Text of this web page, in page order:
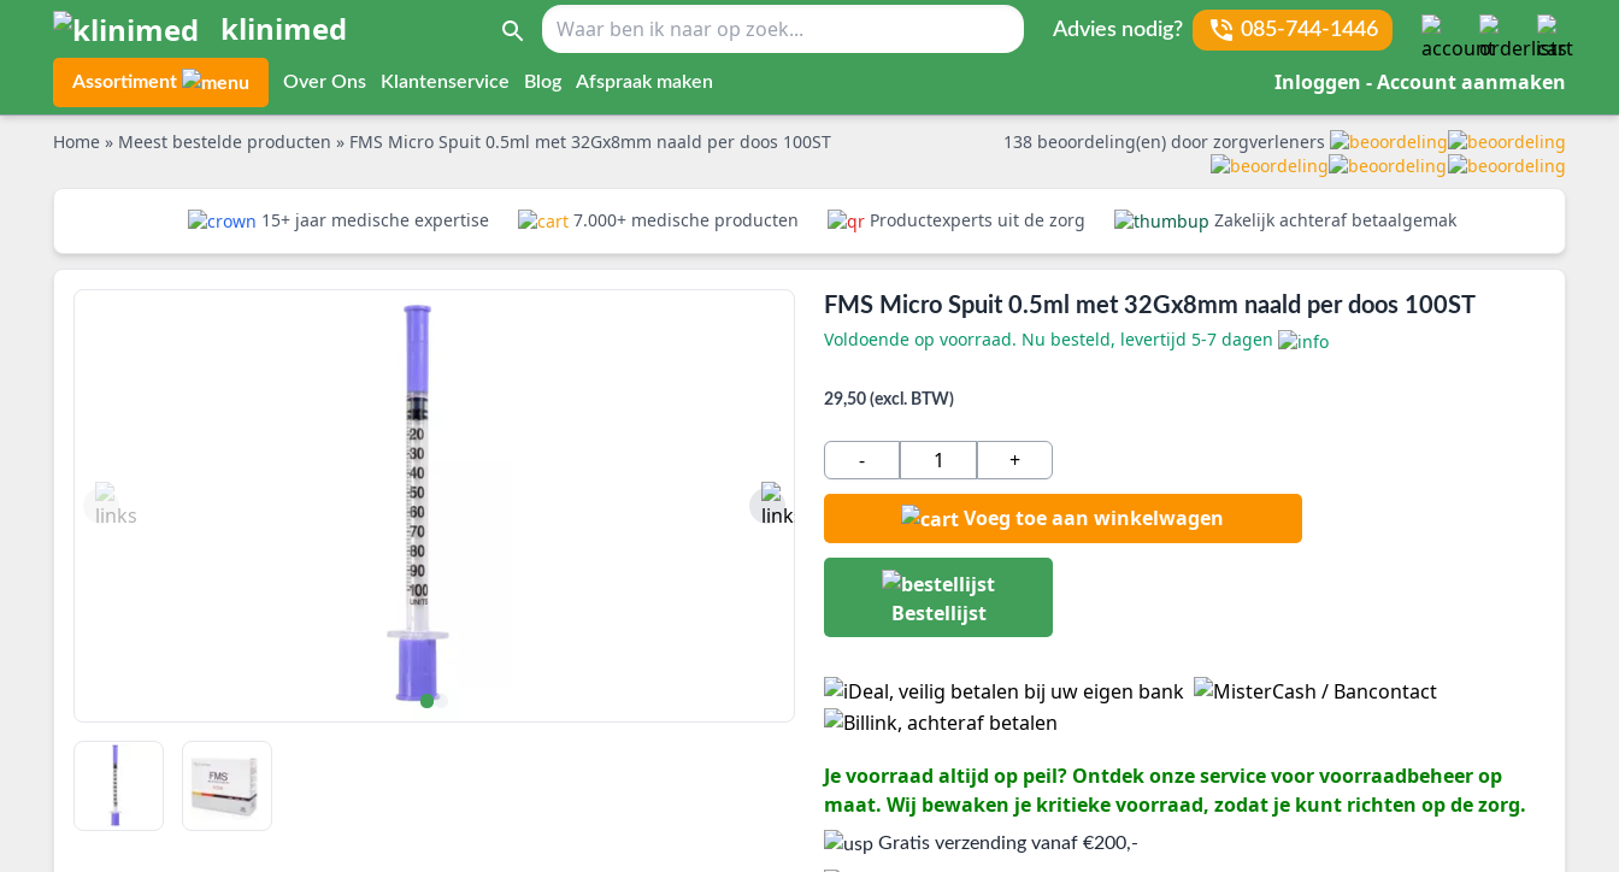
klinimed Advies nodig? 085-744-1446
Assortiment Over Ons Klantenservice Blog Afspraak maken Inloggen - Account aanmaken
Home » Meest bestelde producten » FMS Micro Spuit 0.5ml met 32Gx8mm naald per doos 100ST 138 beoordeling(en) door zorgverleners
15+ jaar medische expertise 7.000+ medische producten Productexperts uit de zorg Zakelijk achteraf betaalgemak
FMS Micro Spuit 0.5ml met 32Gx8mm naald per doos 100ST
Voldoende op voorraad. Nu besteld, levertijd 5-7 dagen
29,50 (excl. BTW)
- +
Voeg toe aan winkelwagen
Bestellijst
Je voorraad altijd op peil? Ontdek onze service voor voorraadbeheer op
maat. Wij bewaken je kritieke voorraad, zodat je kunt richten op de zorg.
Gratis verzending vanaf €200,-